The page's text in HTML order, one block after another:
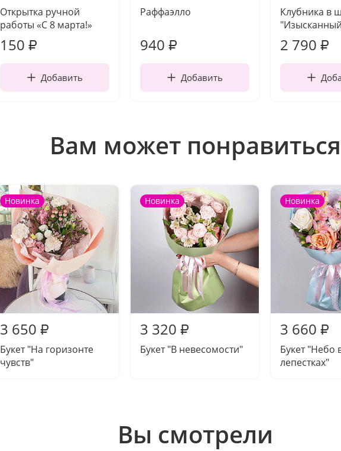
Открытка ручной
работы «С 8 марта!»
150 ₽
Добавить
Раффаэлло
940 ₽
Добавить
Клубника в
2 790 ₽
Вам может понравиться
Новинка
3 650 ₽
Букет "На горизонте
чувств"
Новинка
3 320 ₽
Букет "В невесомости"
Новинка
3 660 ₽
Букет "Небо
лепестках"
Вы смотрели